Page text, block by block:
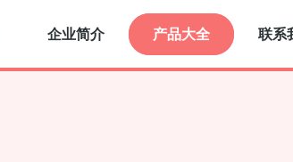
企业简介 产品大全 联系